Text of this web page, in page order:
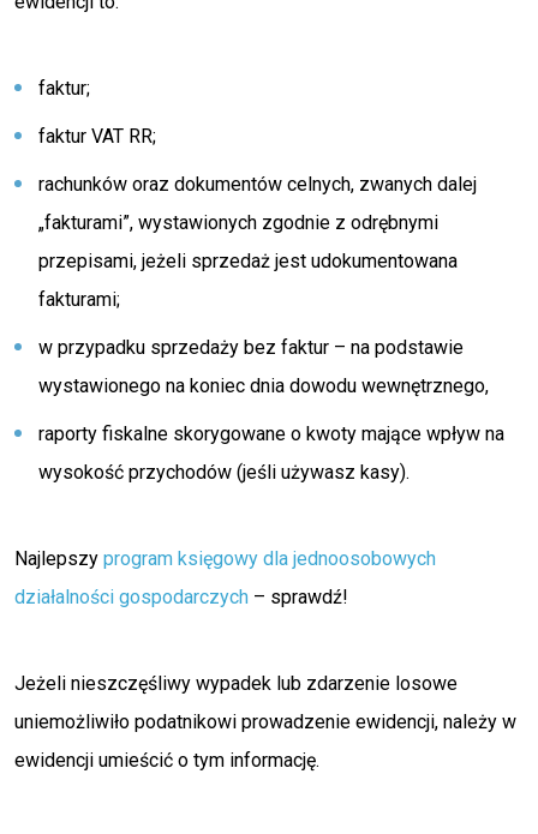
faktur;
faktur VAT RR;
rachunków oraz dokumentów celnych, zwanych dalej
„fakturami”, wystawionych zgodnie z odrębnymi
przepisami, jeżeli sprzedaż jest udokumentowana
fakturami;
w przypadku sprzedaży bez faktur – na podstawie
wystawionego na koniec dnia dowodu wewnętrznego,
raporty fiskalne skorygowane o kwoty mające wpływ na
wysokość przychodów (jeśli używasz kasy).
Najlepszy program księgowy dla jednoosobowych
działalności gospodarczych – sprawdź!
Jeżeli nieszczęśliwy wypadek lub zdarzenie losowe
uniemożliwiło podatnikowi prowadzenie ewidencji, należy w
ewidencji umieścić o tym informację.